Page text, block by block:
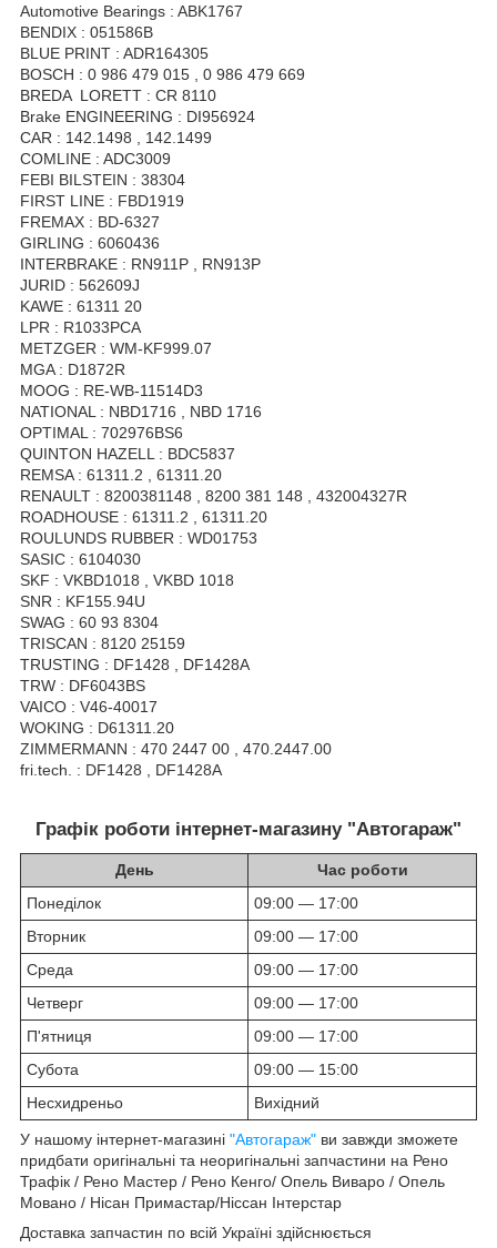
Automotive Bearings : ABK1767
BENDIX : 051586B
BLUE PRINT : ADR164305
BOSCH : 0 986 479 015 , 0 986 479 669
BREDA LORETT : CR 8110
Brake ENGINEERING : DI956924
CAR : 142.1498 , 142.1499
COMLINE : ADC3009
FEBI BILSTEIN : 38304
FIRST LINE : FBD1919
FREMAX : BD-6327
GIRLING : 6060436
INTERBRAKE : RN911P , RN913P
JURID : 562609J
KAWE : 61311 20
LPR : R1033PCA
METZGER : WM-KF999.07
MGA : D1872R
MOOG : RE-WB-11514D3
NATIONAL : NBD1716 , NBD 1716
OPTIMAL : 702976BS6
QUINTON HAZELL : BDC5837
REMSA : 61311.2 , 61311.20
RENAULT : 8200381148 , 8200 381 148 , 432004327R
ROADHOUSE : 61311.2 , 61311.20
ROULUNDS RUBBER : WD01753
SASIC : 6104030
SKF : VKBD1018 , VKBD 1018
SNR : KF155.94U
SWAG : 60 93 8304
TRISCAN : 8120 25159
TRUSTING : DF1428 , DF1428A
TRW : DF6043BS
VAICO : V46-40017
WOKING : D61311.20
ZIMMERMANN : 470 2447 00 , 470.2447.00
fri.tech. : DF1428 , DF1428A
Графік роботи інтернет-магазину "Автогараж"
День
Час роботи
Понеділок
09:00 — 17:00
Вторник
09:00 — 17:00
Среда
09:00 — 17:00
Четверг
09:00 — 17:00
П'ятниця
09:00 — 17:00
Субота
09:00 — 15:00
Несхидреньо
Вихідний
У нашому інтернет-магазині "Автогараж" ви завжди зможете
придбати оригінальні та неоригінальні запчастини на Рено
Трафік / Рено Мастер / Рено Кенго/ Опель Виваро / Опель
Мовано / Нісан Примастар/Ніссан Інтерстар
Доставка запчастин по всій Україні здійснюється